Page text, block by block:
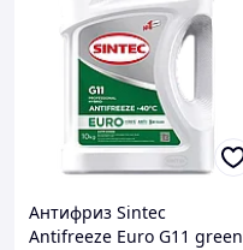
Антифриз Sintec
Antifreeze Euro G11 green